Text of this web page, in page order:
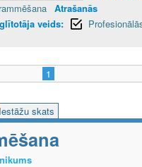
Atrašanās
veids:
1
Iestāžu skats